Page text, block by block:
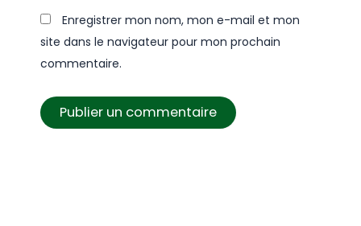
Enregistrer mon nom, mon e-mail et mon
site dans le navigateur pour mon prochain
commentaire.